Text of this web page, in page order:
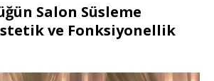
Salon Süsleme
ve Fonksiyonellik